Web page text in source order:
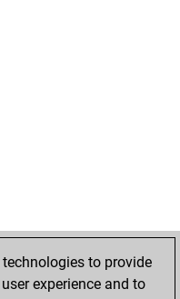
to provide
experience and to